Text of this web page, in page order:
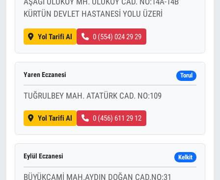
KÜRTÜN DEVLET HASTANESİ YOLU ÜZERİ
Yol Tarifi Al 0 (554) 024 29 29
Yaren Eczanesi Torul
TUĞRULBEY MAH. ATATÜRK CAD. NO:109
Yol Tarifi Al 0 (456) 611 29 12
Eylül Eczanesi Kelkit
BÜYÜKCAMİ MAH.AYDIN DOĞAN CAD.NO:31